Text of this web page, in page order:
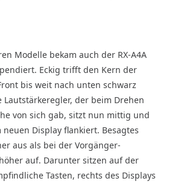
Modelle bekam auch der RX-A4A
Eckig trifft den Kern der
bis weit nach unten schwarz
der beim Drehen
von sich gab, sitzt nun mittig und
Display flankiert. Besagtes
aus als bei der Vorgänger-
auf. Darunter sitzen auf der
Tasten, rechts des Displays